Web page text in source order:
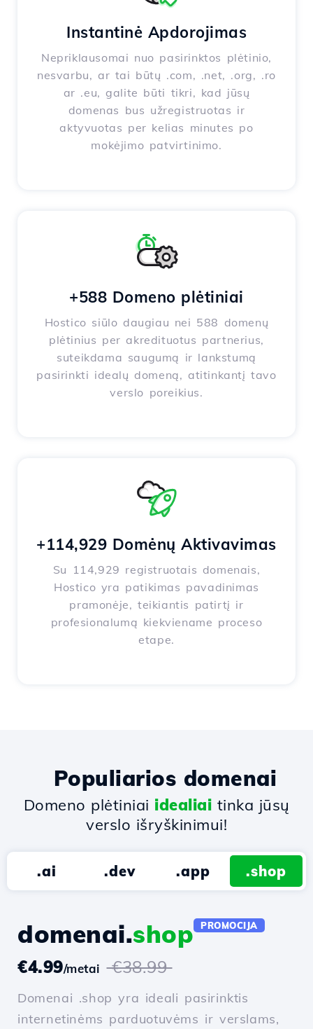
Instantinė Apdorojimas
Nepriklausomai nuo pasirinktos plėtinio,
nesvarbu, ar tai būtų .com, .net, .org, .ro
ar .eu, galite būti tikri, kad jūsų
domenas bus užregistruotas ir
aktyvuotas per kelias minutes po
mokėjimo patvirtinimo.
+588 Domeno plėtiniai
Hostico siūlo daugiau nei 588 domenų
plėtinius per akredituotus partnerius,
suteikdama saugumą ir lankstumą
pasirinkti idealų domeną, atitinkantį tavo
verslo poreikius.
+114,929 Domėnų Aktivavimas
Su 114,929 registruotais domenais,
Hostico yra patikimas pavadinimas
pramonėje, teikiantis patirtį ir
profesionalumą kiekviename proceso
etape.
Populiarios domenai
Domeno plėtiniai idealiai tinka jūsų
verslo išryškinimui!
.ai .dev .app .shop
domenai.shop PROMOCIJA
€4.99/metai €38.99
Domenai .shop yra ideali pasirinktis
internetinėms parduotuvėms ir verslams,